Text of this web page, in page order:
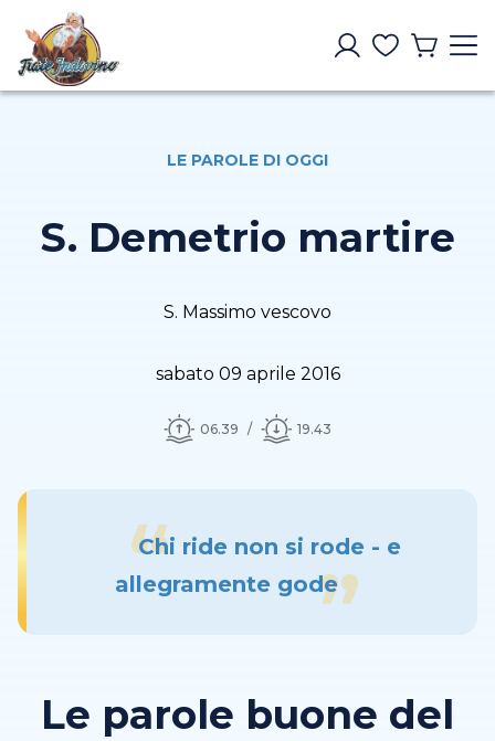
LE PAROLE DI OGGI
S. Demetrio martire
S. Massimo vescovo
sabato 09 aprile 2016
06.39 19.43
Chi ride non si rode - e
allegramente gode
Le parole buone del